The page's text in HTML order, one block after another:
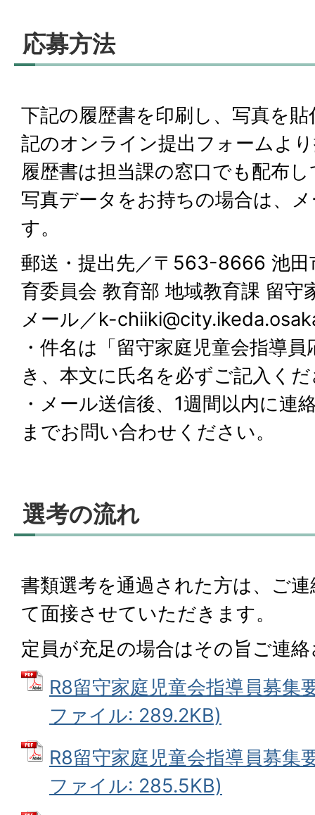
応募方法
下記の履歴書を印刷し、写真を
記のオンライン提出フォームよ
履歴書は担当課の窓口でも配布
写真データをお持ちの場合は、
す。
郵送・提出先／〒563-8666 池田
育委員会 教育部 地域教育課 留守
メール／k-
・件名は「留守家庭児童会指導
き、本文に氏名を必ずご記入く
・メール送信後、1週間以内に連
までお問い合わせください。
選考の流れ
書類選考を通過された方は、ご
て面接させていただきます。
定員が充足の場合はその旨ご連
R8留守家庭児童会指導員募集
ファイル: 289.2KB)
R8留守家庭児童会指導員募集
ファイル: 285.5KB)